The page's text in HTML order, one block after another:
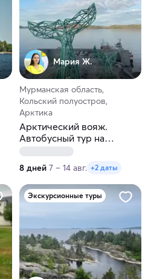
Мария Ж.
Мурманская область,
Кольский полуостров,
Арктика
Арктический вояж.
Автобусный тур на
Кольский полуостров из
8 дней 7 – 14 авг. +2 даты
Экскурсионные туры